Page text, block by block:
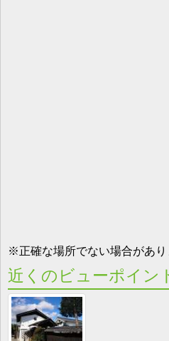
※正確な場所でない場合があり
近くのビューポイン